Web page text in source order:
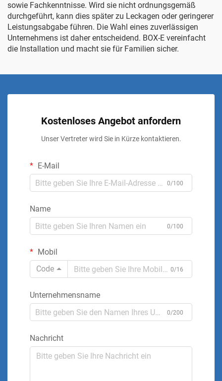
sowie Fachkenntnisse. Wird sie nicht ordnungsgemäß
durchgeführt, kann dies später zu Leckagen oder geringerer
Leistungsabgabe führen. Die Wahl eines zuverlässigen
Unternehmens ist daher entscheidend. BOX-E vereinfacht
die Installation und macht sie für Familien sicher.
Kostenloses Angebot anfordern
Unser Vertreter wird Sie in Kürze kontaktieren.
E-Mail
0/100
Name
0/100
Mobil
Code
0/16
Unternehmensname
0/200
Nachricht